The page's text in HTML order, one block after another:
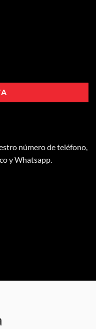
número de teléfono,
y Whatsapp.